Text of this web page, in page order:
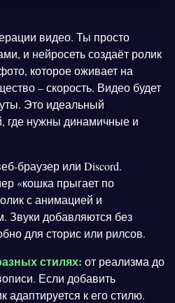
видео. Ты просто
и нейросеть создаёт ролик
которое оживает на
– скорость. Видео будет
Это идеальный
где нужны динамичные и
браузер или Discord.
«кошка прыгает по
с анимацией и
Звуки добавляются без
для сторис или рилсов.
стилях: от реализма до
Если добавить
к его стилю.